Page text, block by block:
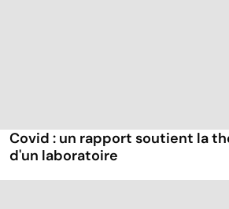
Covid : un rapport soutient la
d'un laboratoire